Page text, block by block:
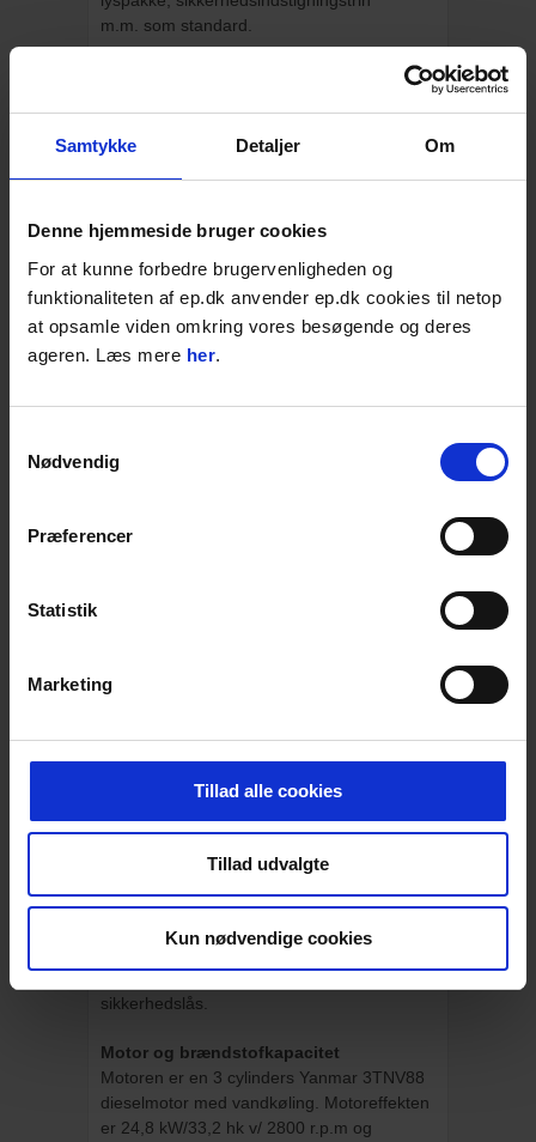
Samtykke Detaljer Om
Denne hjemmeside bruger cookies
For at kunne forbedre brugervenligheden og
funktionaliteten af ep.dk anvender ep.dk cookies til netop
at opsamle viden omkring vores besøgende og deres
ageren. Læs mere her.
Nødvendig
Præferencer
Statistik
Marketing
Tillad alle cookies
Tillad udvalgte
Kun nødvendige cookies
m.m. som standard.
både frem og bak. Bremsepedalen er
desuden udstyret med inching-ventil,
mere præcis manøvre af maskinen. De to
5,5 og 0 - 15,0 km/t, styres ved hjælp at en
praktisk placeret fodpedal. Dette betyder, at
maskinen er uden kobling samtidig med, at
den bremser automatisk, når fodpedalen
belastningsevne på 8 ply og er udstyret
med et såkaldt ”Track-grip” for at sikre et
bokssektioner for ekstra styrke og trækkraft.
Selve tippen er monteret på et drejeligt
drejelige højtip er monteret på en sax-lift,
der styrer vinkel og højde på tippen.
Selve tippen styres ved hjælp af en dobbelt-
akset styrearm. Tippen holdes automatisk
sikkerhedslås.
Motor og brændstofkapacitet
Motoren er en 3 cylinders Yanmar 3TNV88
dieselmotor med vandkøling. Motoreffekten
er 24,8 kW/33,2 hk v/ 2800 r.p.m og